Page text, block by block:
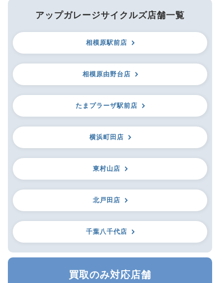
アップガレージサイクルズ店舗一覧
相模原駅前店
相模原由野台店
たまプラーザ駅前店
横浜町田店
東村山店
北戸田店
千葉八千代店
買取のみ対応店舗